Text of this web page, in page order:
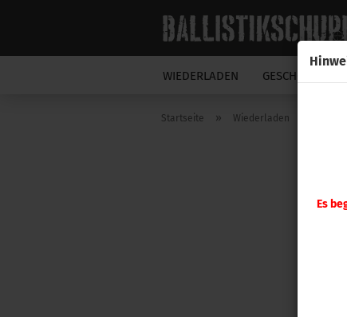
Es
WIEDERLADEN GESCHOSSE
Startseite » Wiederladen